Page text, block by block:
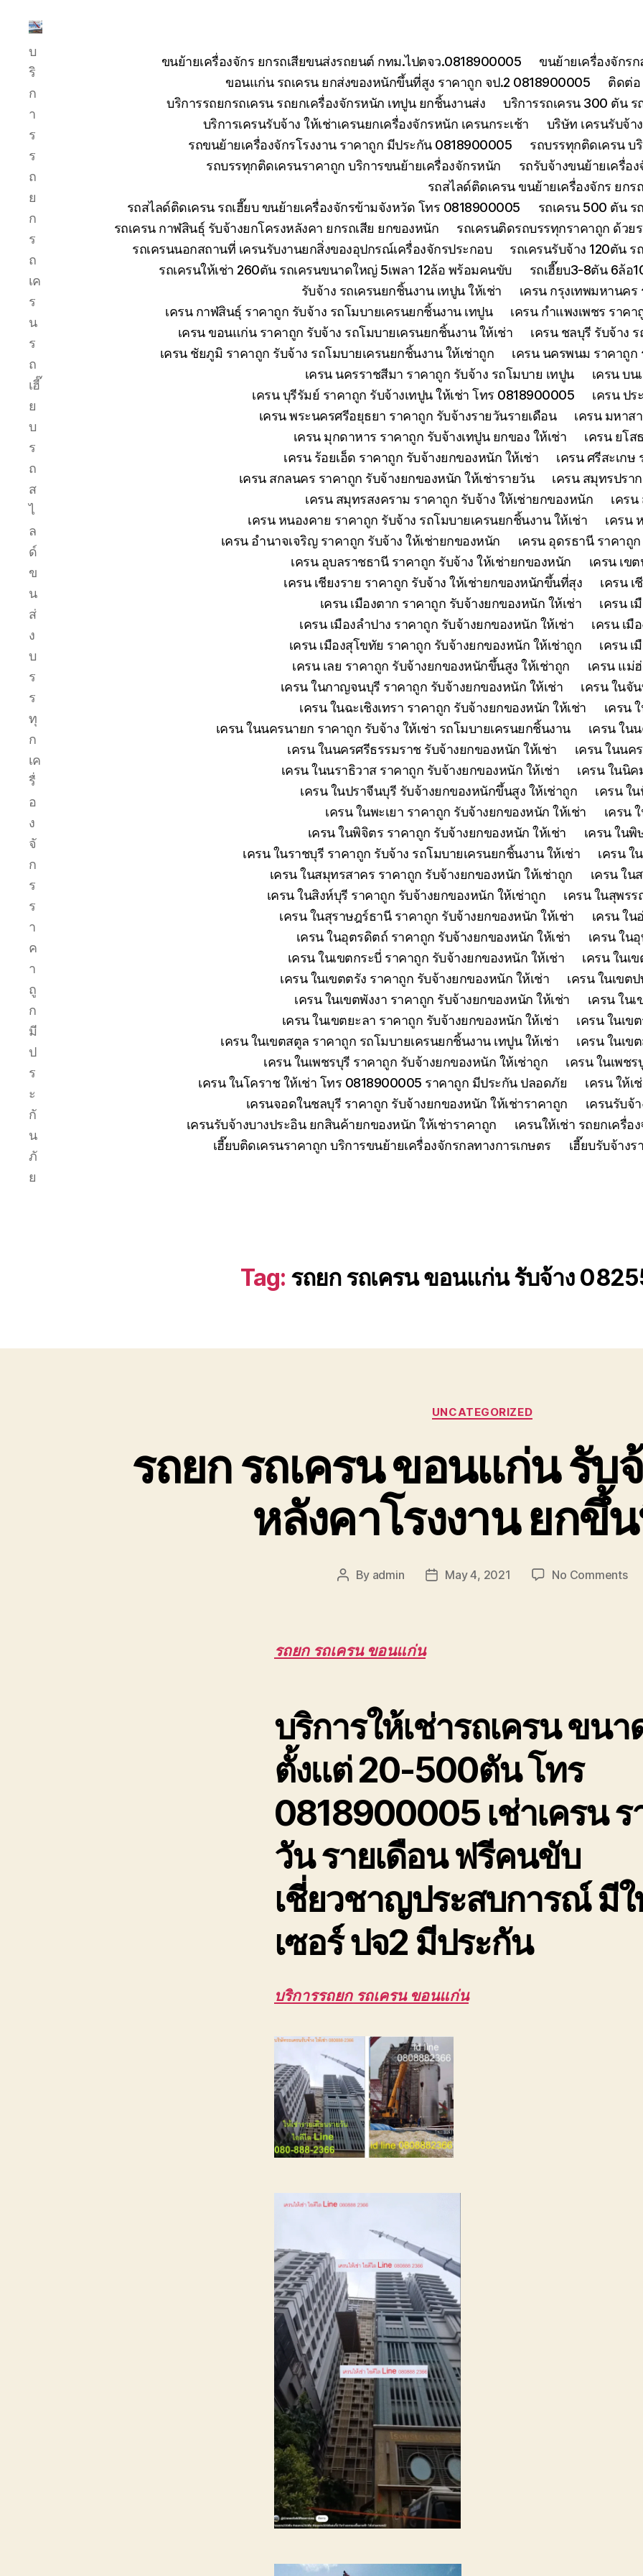
รถ
ยก
รถ
รถ
เฮี๊ยบ
รถ
ขนส่ง
เครื่องจักร
โทร
บ
ริ
ก
า
ร
ร
ถ
ย
ก
ร
ถ
เค
ร
น
ร
ถ
เฮี๊
ย
บ
ร
ถ
ส
ไ
ล
ด์
ข
น
ส่
ง
บ
ร
ร
ทุ
ก
เค
รื่
อ
ง
จั
ก
ร
ร
า
ค
า
ถู
ก
มี
ป
ร
ะ
กั
น
ภั
ย
ขนย้ายเครื่องจักร ยกรถเสียขนส่งรถยนต์ กทม.ไปตจว.0818900005
ขนย้ายเครื่องจักร
ขอนแก่น รถเครน ยกส่งของหนักขึ้นที่สูง ราคาถูก จป.2 0818900005
ติดต่อ
บริการรถยกรถเครน รถยกเครื่องจักรหนัก เทปูน ยกชิ้นงานส่ง
บริการรถเครน 300 ตัน ร
บริการเครนรับจ้าง ให้เช่าเครนยกเครื่องจักรหนัก เครนกระเช้า
บริษัท เครนรับจ้า
รถขนย้ายเครื่องจักรโรงงาน ราคาถูก มีประกัน 0818900005
รถบรรทุกติดเครน บ
รถบรรทุกติดเครนราคาถูก บริการขนย้ายเครื่องจักรหนัก
รถรับจ้างขนย้ายเครื่อ
รถสไลด์ติดเครน ขนย้ายเครื่องจักร ยก
รถสไลด์ติดเครน รถเฮี๊ยบ ขนย้ายเครื่องจักรข้ามจังหวัด โทร 0818900005
รถเครน 500 ตัน ร
รถเครน กาฬสินธุ์ รับจ้างยกโครงหลังคา ยกรถเสีย ยกของหนัก
รถเครนติดรถบรรทุกราคาถูก ด้ว
รถเครนนอกสถานที่ เครนรับงานยกสิ่งของอุปกรณ์เครื่องจักรประกอบ
รถเครนรับจ้าง 120ตัน
รถเครนให้เช่า 260ตัน รถเครนขนาดใหญ่ 5เพลา 12ล้อ พร้อมคนขับ
รถเฮี๊ยบ3-8ตัน 6ล้อ
รับจ้าง รถเครนยกชิ้นงาน เทปูน ให้เช่า
เครน กรุงเทพมหานคร
เครน กาฬสินธุ์ ราคาถูก รับจ้าง รถโมบายเครนยกชิ้นงาน เทปูน
เครน กำแพงเพชร ราค
เครน ขอนแก่น ราคาถูก รับจ้าง รถโมบายเครนยกชิ้นงาน ให้เช่า
เครน ชลบุรี รับจ้าง
เครน ชัยภูมิ ราคาถูก รับจ้าง รถโมบายเครนยกชิ้นงาน ให้เช่าถูก
เครน นครพนม ราคาถูก
เครน นครราชสีมา ราคาถูก รับจ้าง รถโมบาย เทปูน
เครน บน
เครน บุรีรัมย์ ราคาถูก รับจ้างเทปูน ให้เช่า โทร 0818900005
เครน ปร
เครน พระนครศรีอยุธยา ราคาถูก รับจ้างรายวันรายเดือน
เครน มหาส
เครน มุกดาหาร ราคาถูก รับจ้างเทปูน ยกของ ให้เช่า
เครน ยโส
เครน ร้อยเอ็ด ราคาถูก รับจ้างยกของหนัก ให้เช่า
เครน ศรีสะเกษ
เครน สกลนคร ราคาถูก รับจ้างยกของหนัก ให้เช่ารายวัน
เครน สมุทรปรา
เครน สมุทรสงคราม ราคาถูก รับจ้าง ให้เช่ายกของหนัก
เครน
เครน หนองคาย ราคาถูก รับจ้าง รถโมบายเครนยกชิ้นงาน ให้เช่า
เครน
เครน อำนาจเจริญ ราคาถูก รับจ้าง ให้เช่ายกของหนัก
เครน อุดรธานี ราคาถู
เครน อุบลราชธานี ราคาถูก รับจ้าง ให้เช่ายกของหนัก
เครน เข
เครน เชียงราย ราคาถูก รับจ้าง ให้เช่ายกของหนักขึ้นที่สุง
เครน เ
เครน เมืองตาก ราคาถูก รับจ้างยกของหนัก ให้เช่า
เครน เ
เครน เมืองลำปาง ราคาถูก รับจ้างยกของหนัก ให้เช่า
เครน เมื
เครน เมืองสุโขทัย ราคาถูก รับจ้างยกของหนัก ให้เช่าถูก
เครน เ
เครน เลย ราคาถูก รับจ้างยกของหนักขึ้นสูง ให้เช่าถูก
เครน แม่
เครน ในกาญจนบุรี ราคาถูก รับจ้างยกของหนัก ให้เช่า
เครน ในจั
เครน ในฉะเชิงเทรา ราคาถูก รับจ้างยกของหนัก ให้เช่า
เครน
เครน ในนครนายก ราคาถูก รับจ้าง ให้เช่า รถโมบายเครนยกชิ้นงาน
เครน ใน
เครน ในนครศรีธรรมราช รับจ้างยกของหนัก ให้เช่า
เครน ในนค
เครน ในนราธิวาส ราคาถูก รับจ้างยกของหนัก ให้เช่า
เครน ในนิค
เครน ในปราจีนบุรี รับจ้างยกของหนักขึ้นสูง ให้เช่าถูก
เครน ใ
เครน ในพะเยา ราคาถูก รับจ้างยกของหนัก ให้เช่า
เครน
เครน ในพิจิตร ราคาถูก รับจ้างยกของหนัก ให้เช่า
เครน ใน
เครน ในราชบุรี ราคาถูก รับจ้าง รถโมบายเครนยกชิ้นงาน ให้เช่า
เครน ใ
เครน ในสมุทรสาคร ราคาถูก รับจ้างยกของหนัก ให้เช่าถูก
เครน ใน
เครน ในสิงห์บุรี ราคาถูก รับจ้างยกของหนัก ให้เช่าถูก
เครน ในสุพร
เครน ในสุราษฎร์ธานี ราคาถูก รับจ้างยกของหนัก ให้เช่า
เครน ใน
เครน ในอุตรดิตถ์ ราคาถูก รับจ้างยกของหนัก ให้เช่า
เครน ใน
เครน ในเขตกระบี่ ราคาถูก รับจ้างยกของหนัก ให้เช่า
เครน ในเ
เครน ในเขตตรัง ราคาถูก รับจ้างยกของหนัก ให้เช่า
เครน ในเขต
เครน ในเขตพังงา ราคาถูก รับจ้างยกของหนัก ให้เช่า
เครน ใน
เครน ในเขตยะลา ราคาถูก รับจ้างยกของหนัก ให้เช่า
เครน ในเข
เครน ในเขตสตูล ราคาถูก รถโมบายเครนยกชิ้นงาน เทปูน ให้เช่า
เครน ในเข
เครน ในเพชรบุรี ราคาถูก รับจ้างยกของหนัก ให้เช่าถูก
เครน ในเพช
เครน ในโคราช ให้เช่า โทร 0818900005 ราคาถูก มีประกัน ปลอดภัย
เครน ให้เ
เครนจอดในชลบุรี ราคาถูก รับจ้างยกของหนัก ให้เช่าราคาถูก
เครนรับจ้
เครนรับจ้างบางประอิน ยกสินค้ายกของหนัก ให้เช่าราคาถูก
เครนให้เช่า รถยกเครื่
เฮี๊ยบติดเครนราคาถูก บริการขนย้ายเครื่องจักรกลทางการเกษตร
เฮี๊ยบรับจ้าง
Tag: รถยก รถเครน ขอนแก่น รับจ้าง
Categories
UNCATEGORIZED
รถยก รถเครน ขอนแก่น รับ
หลังคาโรงงาน ยกขึ้
Post
By admin
PostMay 4, 2021 No Commentson
โร
รถยก รถเครน ขอนแก่น
บริการให้เช่ารถเครน ขนา
ตั้งแต่ 20-500ตัน โทร
0818900005 เช่าเครน ร
วัน รายเดือน ฟรีคนขับ
เชี่ยวชาญประสบการณ์ มีใ
เซอร์ ปจ2 มีประกัน
บริการรถยก รถเครน ขอนแก่น